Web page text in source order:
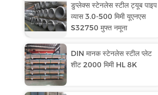
डुप्लेक्स स्टेनलेस स्टील ट्यूब पाइप
व्यास 3.0-500 मिमी यूएनएस
S32750 मुफ्त नमूना
DIN मानक स्टेनलेस स्टील प्लेट
शीट 2000 मिमी HL 8K